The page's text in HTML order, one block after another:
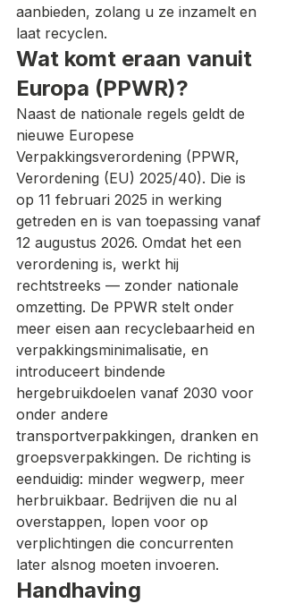
aanbieden, zolang u ze inzamelt en
laat recyclen.
Wat komt eraan vanuit
Europa (PPWR)?
Naast de nationale regels geldt de
nieuwe Europese
Verpakkingsverordening (PPWR,
Verordening (EU) 2025/40). Die is
op 11 februari 2025 in werking
getreden en is van toepassing vanaf
12 augustus 2026. Omdat het een
verordening is, werkt hij
rechtstreeks — zonder nationale
omzetting. De PPWR stelt onder
meer eisen aan recyclebaarheid en
verpakkingsminimalisatie, en
introduceert bindende
hergebruikdoelen vanaf 2030 voor
onder andere
transportverpakkingen, dranken en
groepsverpakkingen. De richting is
eenduidig: minder wegwerp, meer
herbruikbaar. Bedrijven die nu al
overstappen, lopen voor op
verplichtingen die concurrenten
later alsnog moeten invoeren.
Handhaving